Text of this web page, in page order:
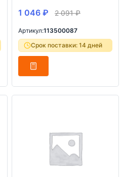
1 046 ₽ 2 091₽
Артикул:113500087
Срок поставки: 14 дней